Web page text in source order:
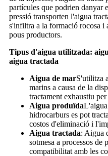
partícules que podrien danyar
pressió transporten l'aigua
s'infiltra a la formació rocosa i
pous productors.
Tipus d'aigua utilitzada:
aigua tractada
Aigua de marS'utilitza
marins a causa de la
tractament exhaustiu
Aigua produïda
hidrocarburs es pot
costos d'eliminació i
Aigua tractada: Aigua
sotmesa a processos
compatibilitat amb les